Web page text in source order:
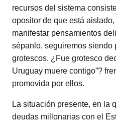
recursos del sistema
opositor de que está
manifestar pensamientos
sépanlo, seguiremos siendo
grotescos. ¿Fue grotesco
Uruguay muere contigo”?
promovida por ellos.
La situación presente, en la
deudas millonarias con el